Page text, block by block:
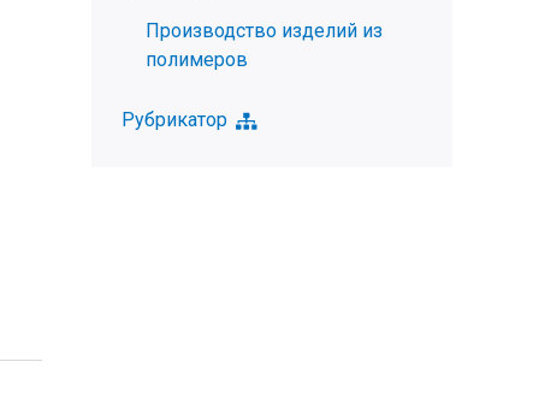
Производство изделий из
полимеров
Рубрикатор